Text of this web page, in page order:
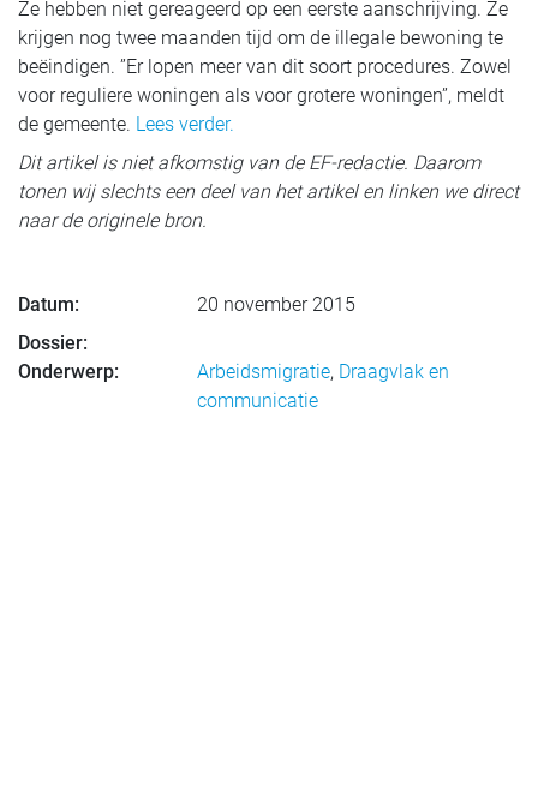
Ze hebben niet gereageerd op een eerste aanschrijving. Ze
krijgen nog twee maanden tijd om de illegale bewoning te
beëindigen. ”Er lopen meer van dit soort procedures. Zowel
voor reguliere woningen als voor grotere woningen”, meldt
de gemeente. Lees verder.
Dit artikel is niet afkomstig van de EF-redactie. Daarom
tonen wij slechts een deel van het artikel en linken we direct
naar de originele bron.
Datum:
20 november 2015
Dossier:
Onderwerp:
Arbeidsmigratie, Draagvlak en
communicatie